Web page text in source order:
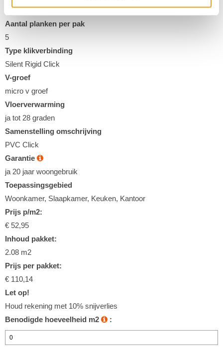
Bruingrijs
Aantal planken per pak
5
Type klikverbinding
Silent Rigid Click
V-groef
micro v groef
Vloerverwarming
ja tot 28 graden
Samenstelling omschrijving
PVC Click
Garantie
ja 20 jaar woongebruik
Toepassingsgebied
Woonkamer, Slaapkamer, Keuken, Kantoor
Prijs p/m2:
€ 52,95
Inhoud pakket:
2.08 m2
Prijs per pakket:
€ 110,14
Let op!
Houd rekening met 10% snijverlies
Benodigde hoeveelheid m2
: